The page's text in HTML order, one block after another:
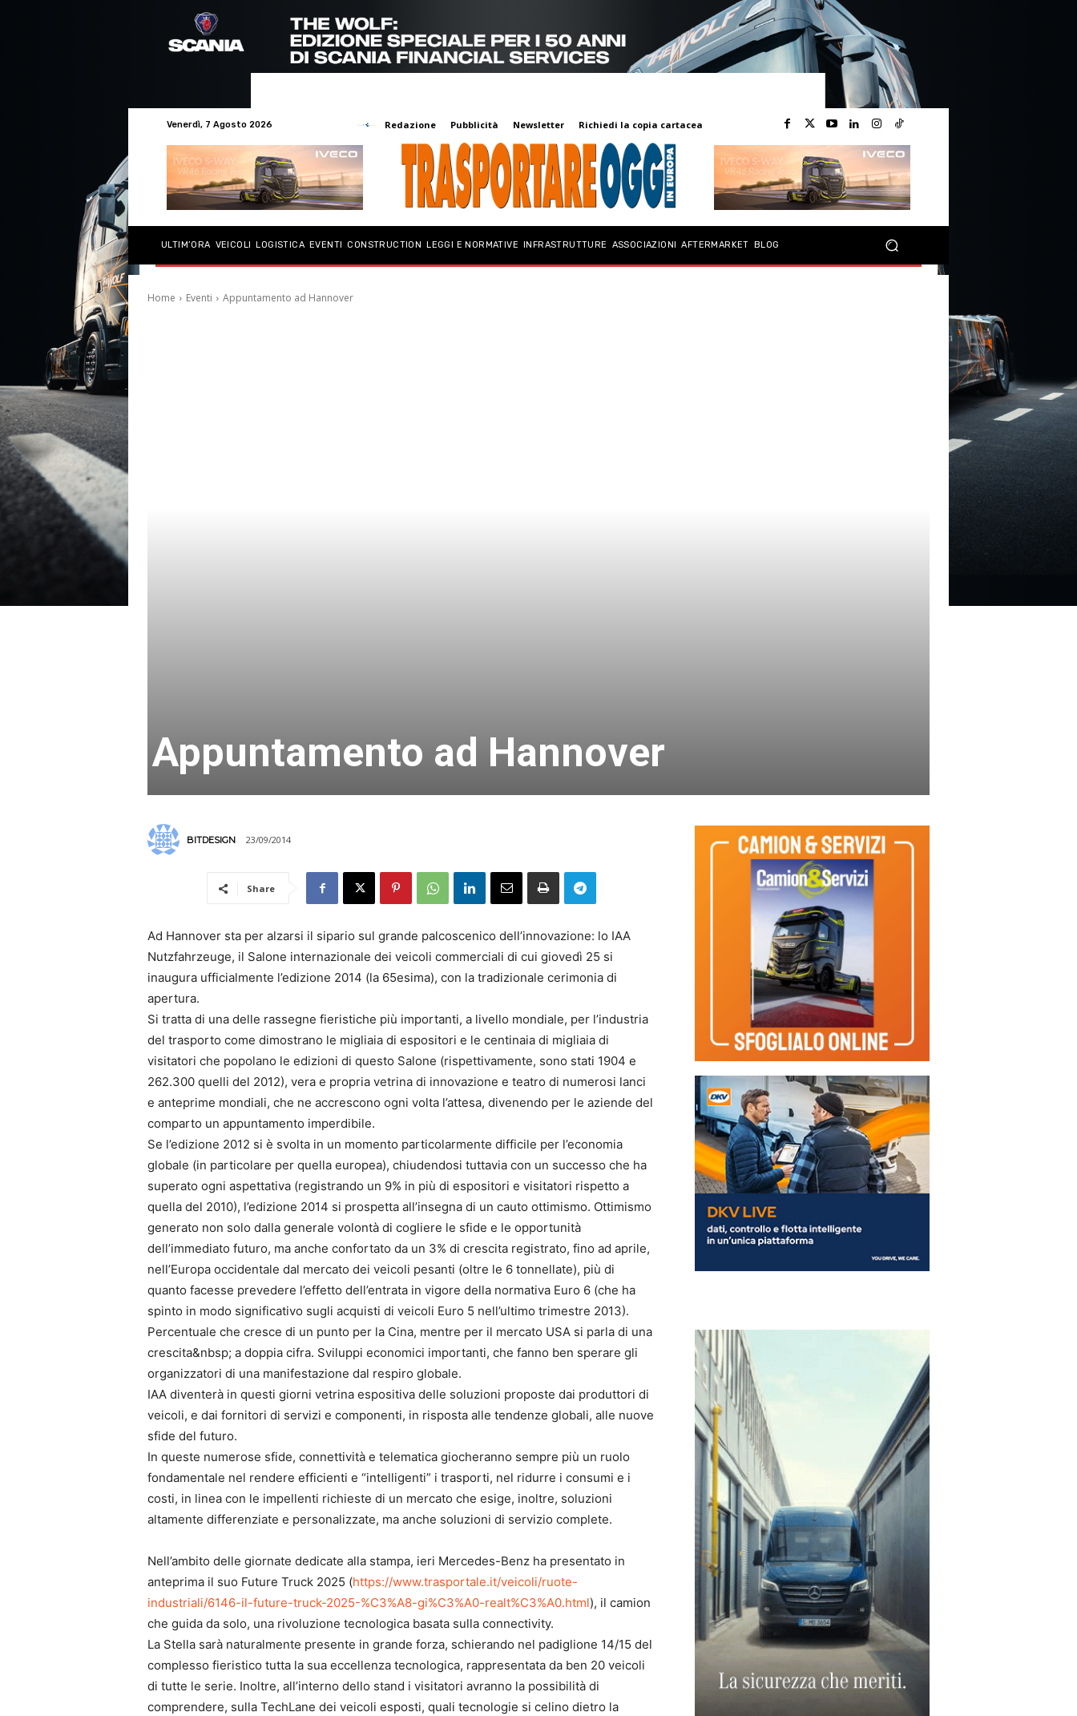
Venerdì, 7 Agosto 2026 Redazione Pubblicità Newsletter Richiedi la copia cartacea
ULTIM’ORA VEICOLI LOGISTICA EVENTI CONSTRUCTION LEGGI E NORMATIVE INFRASTRUTTURE ASSOCIAZIONI AFTERMARKET BLOG
Home Eventi Appuntamento ad Hannover
Appuntamento ad Hannover
BITDESIGN 23/09/2014
Share
Ad Hannover sta per alzarsi il sipario sul grande palcoscenico dell’innovazione: lo IAA
Nutzfahrzeuge, il Salone internazionale dei veicoli commerciali di cui giovedì 25 si
inaugura ufficialmente l’edizione 2014 (la 65esima), con la tradizionale cerimonia di
apertura.
Si tratta di una delle rassegne fieristiche più importanti, a livello mondiale, per l’industria
del trasporto come dimostrano le migliaia di espositori e le centinaia di migliaia di
visitatori che popolano le edizioni di questo Salone (rispettivamente, sono stati 1904 e
262.300 quelli del 2012), vera e propria vetrina di innovazione e teatro di numerosi lanci
e anteprime mondiali, che ne accrescono ogni volta l’attesa, divenendo per le aziende del
comparto un appuntamento imperdibile.
Se l’edizione 2012 si è svolta in un momento particolarmente difficile per l’economia
globale (in particolare per quella europea), chiudendosi tuttavia con un successo che ha
superato ogni aspettativa (registrando un 9% in più di espositori e visitatori rispetto a
quella del 2010), l’edizione 2014 si prospetta all’insegna di un cauto ottimismo. Ottimismo
generato non solo dalla generale volontà di cogliere le sfide e le opportunità
dell’immediato futuro, ma anche confortato da un 3% di crescita registrato, fino ad aprile,
nell’Europa occidentale dal mercato dei veicoli pesanti (oltre le 6 tonnellate), più di
quanto facesse prevedere l’effetto dell’entrata in vigore della normativa Euro 6 (che ha
spinto in modo significativo sugli acquisti di veicoli Euro 5 nell’ultimo trimestre 2013).
Percentuale che cresce di un punto per la Cina, mentre per il mercato USA si parla di una
crescita&nbsp; a doppia cifra. Sviluppi economici importanti, che fanno ben sperare gli
organizzatori di una manifestazione dal respiro globale.
IAA diventerà in questi giorni vetrina espositiva delle soluzioni proposte dai produttori di
veicoli, e dai fornitori di servizi e componenti, in risposta alle tendenze globali, alle nuove
sfide del futuro.
In queste numerose sfide, connettività e telematica giocheranno sempre più un ruolo
fondamentale nel rendere efficienti e “intelligenti” i trasporti, nel ridurre i consumi e i
costi, in linea con le impellenti richieste di un mercato che esige, inoltre, soluzioni
altamente differenziate e personalizzate, ma anche soluzioni di servizio complete.
Nell’ambito delle giornate dedicate alla stampa, ieri Mercedes-Benz ha presentato in
anteprima il suo Future Truck 2025 (https://www.trasportale.it/veicoli/ruote-
industriali/6146-il-future-truck-2025-%C3%A8-gi%C3%A0-realt%C3%A0.html), il camion
che guida da solo, una rivoluzione tecnologica basata sulla connectivity.
La Stella sarà naturalmente presente in grande forza, schierando nel padiglione 14/15 del
complesso fieristico tutta la sua eccellenza tecnologica, rappresentata da ben 20 veicoli
di tutte le serie. Inoltre, all’interno dello stand i visitatori avranno la possibilità di
comprendere, sulla TechLane dei veicoli esposti, quali tecnologie si celino dietro la